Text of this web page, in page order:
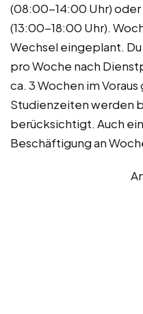
(08:00-14:00 Uhr)
(13:00-18:00 Uhr).
Wechsel eingeplant.
pro Woche nach
ca. 3 Wochen im
Studienzeiten werden
berücksichtigt. Auch
Beschäftigung an